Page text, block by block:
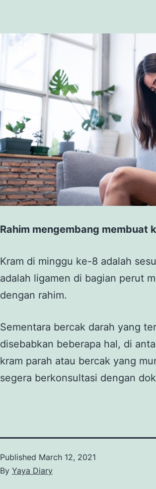
Rahim mengembang membuat
Kram di minggu ke-8 adalah
adalah ligamen di bagian perut
dengan rahim.
Sementara bercak darah yang
disebabkan beberapa hal, di
kram parah atau bercak yang
segera berkonsultasi dengan
Published March 12, 2021
By Yaya Diary